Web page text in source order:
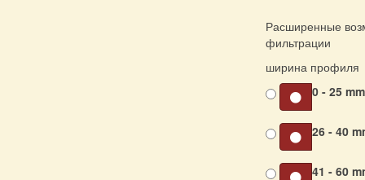
Расширенные
фильтрации
ширина профиля
0 - 25
26 - 40
41 - 60